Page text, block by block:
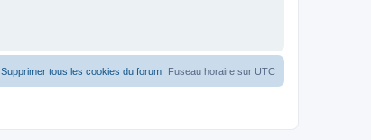
Fuseau horaire sur UTC
Supprimer tous les cookies du forum